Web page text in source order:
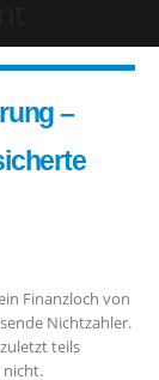
–
Finanzloch von
Nichtzahler.
teils
nicht.